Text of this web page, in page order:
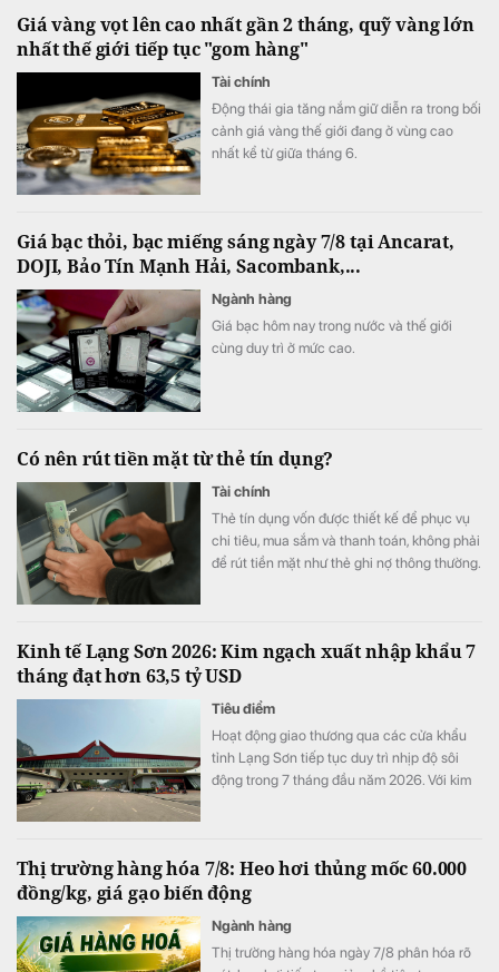
Giá vàng vọt lên cao nhất gần 2 tháng, quỹ vàng lớn
nhất thế giới tiếp tục "gom hàng"
Tài chính
Động thái gia tăng nắm giữ diễn ra trong bối
cảnh giá vàng thế giới đang ở vùng cao
nhất kể từ giữa tháng 6.
Giá bạc thỏi, bạc miếng sáng ngày 7/8 tại Ancarat,
DOJI, Bảo Tín Mạnh Hải, Sacombank,...
Ngành hàng
Giá bạc hôm nay trong nước và thế giới
cùng duy trì ở mức cao.
Có nên rút tiền mặt từ thẻ tín dụng?
Tài chính
Thẻ tín dụng vốn được thiết kế để phục vụ
chi tiêu, mua sắm và thanh toán, không phải
để rút tiền mặt như thẻ ghi nợ thông thường.
dụng dịch vụ này của thẻ tín dụng, người
dùng cần lưu ý một số điều.
Kinh tế Lạng Sơn 2026: Kim ngạch xuất nhập khẩu 7
tháng đạt hơn 63,5 tỷ USD
Tiêu điểm
Hoạt động giao thương qua các cửa khẩu
tỉnh Lạng Sơn tiếp tục duy trì nhịp độ sôi
động trong 7 tháng đầu năm 2026. Với kim
Thị trường hàng hóa 7/8: Heo hơi thủng mốc 60.000
đồng/kg, giá gạo biến động
Ngành hàng
Thị trường hàng hóa ngày 7/8 phân hóa rõ